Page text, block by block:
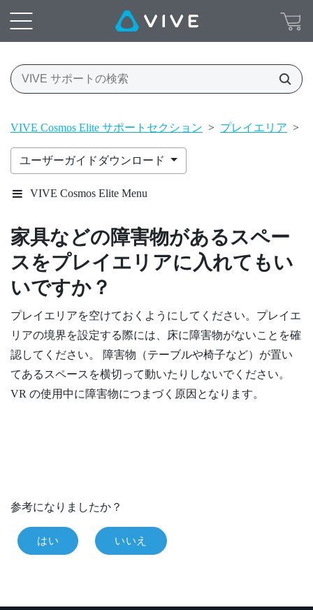
VIVE Cosmos Elite サポートセクション > プレイエリア >
ユーザーガイドダウンロード
VIVE Cosmos Elite Menu
家具などの障害物があるスペー
スをプレイエリアに入れてもい
いですか？
プレイエリアを空けておくようにしてください。プレイエ
リアの境界を設定する際には、床に障害物がないことを確
認してください。 障害物（テーブルや椅子など）が置い
てあるスペースを横切って動いたりしないでください。
VR の使用中に障害物につまづく原因となります。
参考になりましたか？
はい いいえ